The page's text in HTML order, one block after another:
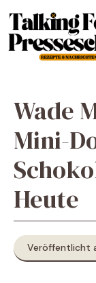
Inhalt
springen
Wade
Mini-
Heute
Veröffentlicht